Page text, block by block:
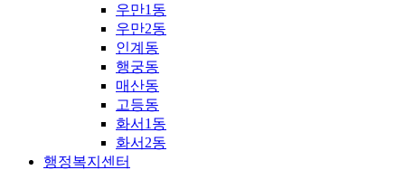
우만1동
우만2동
인계동
행궁동
매산동
고등동
화서1동
화서2동
행정복지센터